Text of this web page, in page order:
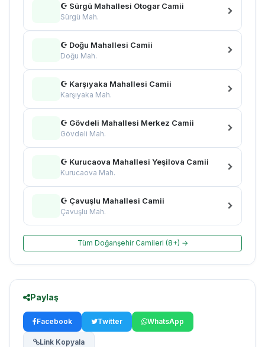
☪ Sürgü Mahallesi Otogar Camii
Sürgü Mah.
☪ Doğu Mahallesi Camii
Doğu Mah.
☪ Karşıyaka Mahallesi Camii
Karşıyaka Mah.
☪ Gövdeli Mahallesi Merkez Camii
Gövdeli Mah.
☪ Kurucaova Mahallesi Yeşilova Camii
Kurucaova Mah.
☪ Çavuşlu Mahallesi Camii
Çavuşlu Mah.
Tüm Doğanşehir Camileri (8+) →
Paylaş
Facebook Twitter WhatsApp
Link Kopyala